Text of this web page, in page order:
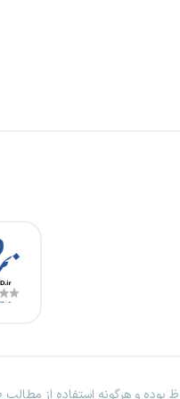
بوده و هرگونه استفاده از